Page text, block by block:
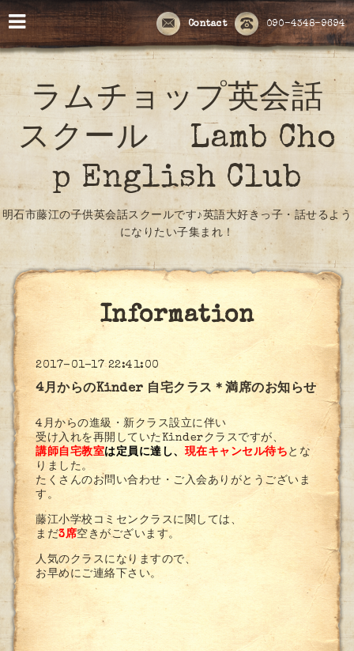
090-4348-9694
Contact
ラムチョップ英会話
スクール Lamb Cho
p English Club
明石市藤江の子供英会話スクールです♪英語大好きっ子・話せるよう
になりたい子集まれ！
Information
2017-01-17 22:41:00
4月からのKinder 自宅クラス＊満席のお知らせ
4月からの進級・新クラス設立に伴い
受け入れを再開していたKinderクラスですが、
講師自宅教室は定員に達し、 現在キャンセル待ち とな
りました。
たくさんのお問い合わせ・ご入会ありがとうございま
す。
藤江小学校コミセンクラスに関しては、
まだ3席空きがございます。
人気のクラスになりますので、
お早めにご連絡下さい。